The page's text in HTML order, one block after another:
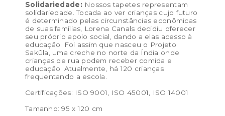
Solidariedade: Nossos tapetes representam
solidariedade. Tocada ao ver crianças cujo futuro
é determinado pelas circunstâncias econômicas
de suas famílias, Lorena Canals decidiu oferecer
seu próprio apoio social, dando a elas acesso à
educação. Foi assim que nasceu o Projeto
Sakûla, uma creche no norte da Índia onde
crianças de rua podem receber comida e
educação. Atualmente, há 120 crianças
frequentando a escola.
Certificações: ISO 9001, ISO 45001, ISO 14001
Tamanho: 95 x 120 cm